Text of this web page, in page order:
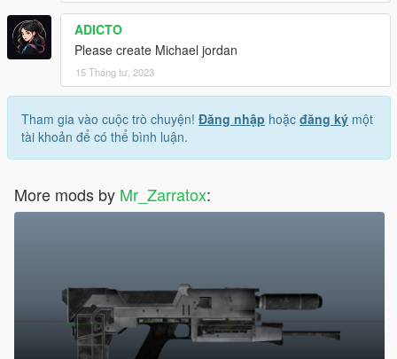
ADICTO
Please create Michael jordan
15 Tháng tư, 2023
Tham gia vào cuộc trò chuyện! Đăng nhập hoặc đăng ký một
tài khoản để có thể bình luận.
More mods by Mr_Zarratox: